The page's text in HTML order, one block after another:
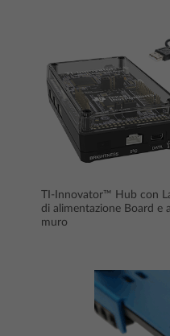
TI-Innovator™ Hub con
di alimentazione Board e
muro